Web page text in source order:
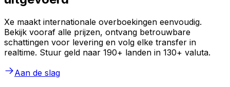
Xe maakt internationale overboekingen eenvoudig.
Bekijk vooraf alle prijzen, ontvang betrouwbare
schattingen voor levering en volg elke transfer in
realtime. Stuur geld naar 190+ landen in 130+ valuta.
Aan de slag